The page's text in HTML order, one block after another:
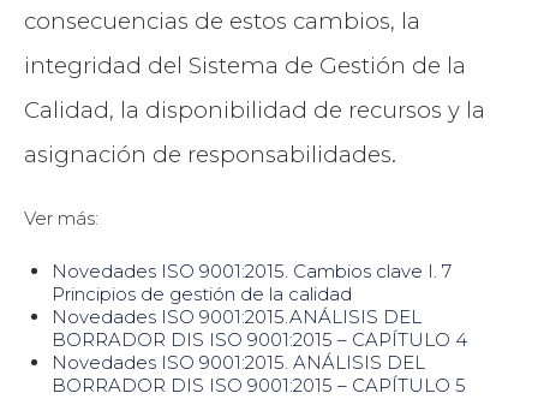
consecuencias de estos cambios, la
integridad del Sistema de Gestión de la
Calidad, la disponibilidad de recursos y la
asignación de responsabilidades.
Ver más:
Novedades ISO 9001:2015. Cambios clave I. 7
Principios de gestión de la calidad
Novedades ISO 9001:2015.ANÁLISIS DEL
BORRADOR DIS ISO 9001:2015 – CAPÍTULO 4
Novedades ISO 9001:2015. ANÁLISIS DEL
BORRADOR DIS ISO 9001:2015 – CAPÍTULO 5